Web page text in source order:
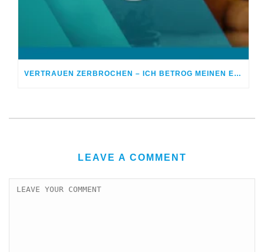
VERTRAUEN ZERBROCHEN – ICH BETROG MEINEN EHEPARTNER
LEAVE A COMMENT